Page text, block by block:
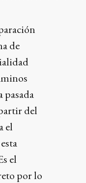
de
pasada
del
el
el
por lo